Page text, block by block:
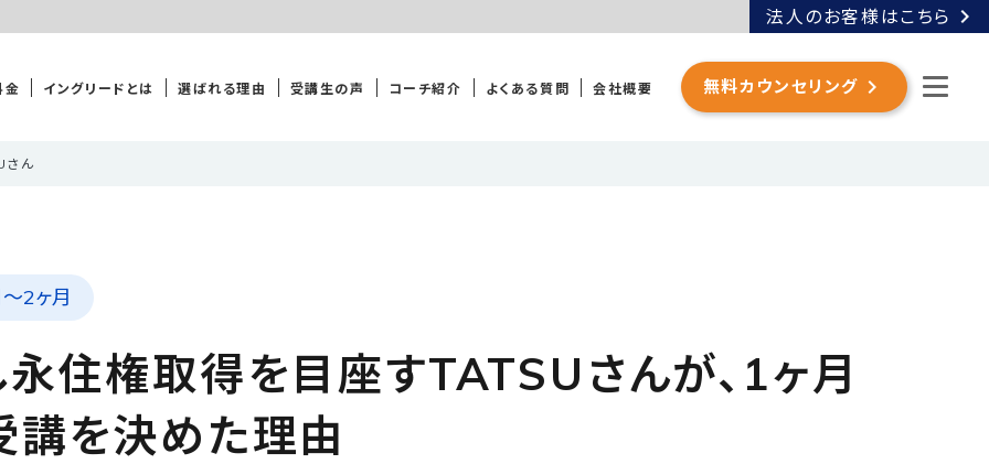
法人のお客様はこちら chevron_right
金 イングリードとは 選ばれる理由 受講生の声 コーチ紹介 よくある質問 会社概要 無料カウンセリング chevron_right
さん
2ヶ月
住権取得を目座すTATSUさんが、1ヶ月
講を決めた理由